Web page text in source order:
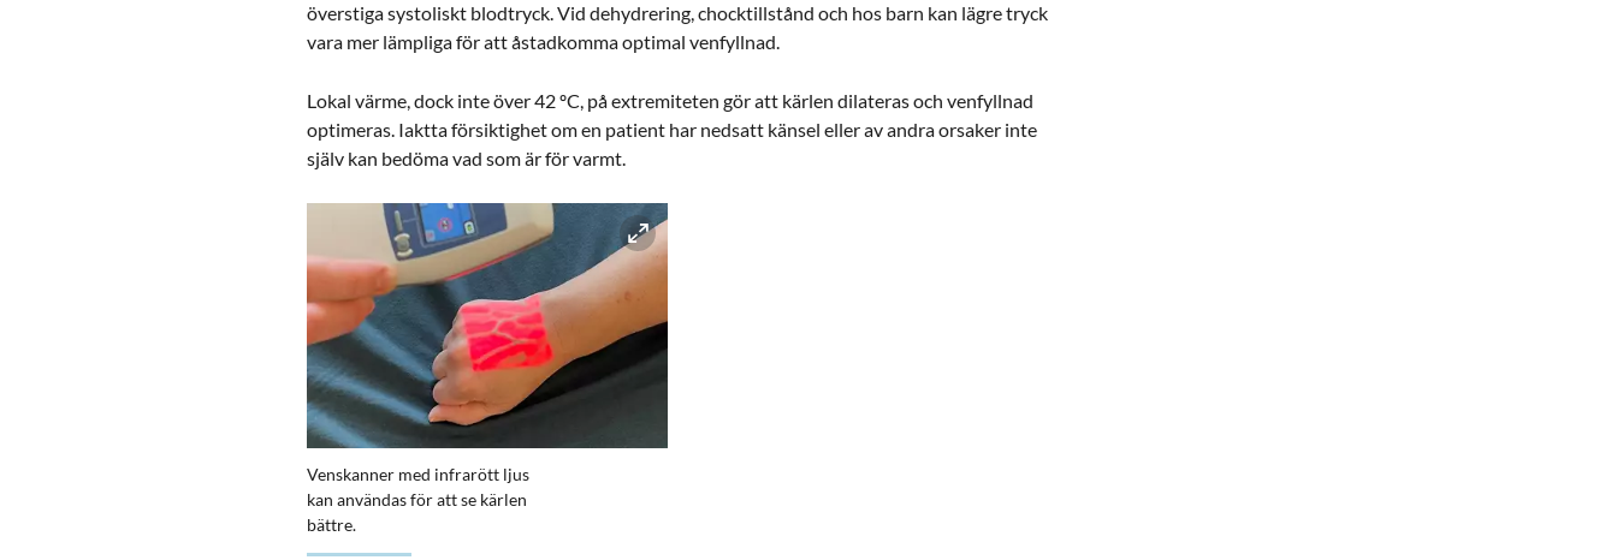
överstiga systoliskt blodtryck. Vid dehydrering, chocktillstånd och hos barn kan lägre tryck
vara mer lämpliga för att åstadkomma optimal venfyllnad.
Lokal värme, dock inte över 42 ºC, på extremiteten gör att kärlen dilateras och venfyllnad
optimeras. Iaktta försiktighet om en patient har nedsatt känsel eller av andra orsaker inte
själv kan bedöma vad som är för varmt.
Venskanner med infrarött ljus
kan användas för att se kärlen
bättre.